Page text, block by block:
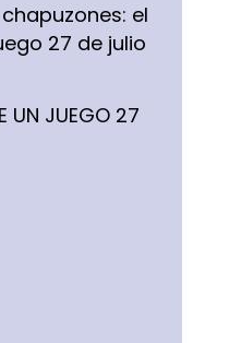
el
27 de julio
UN JUEGO 27